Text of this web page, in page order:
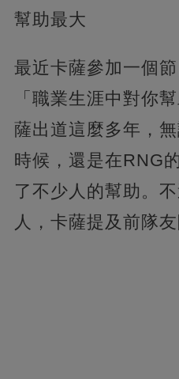
幫助最大
最近卡薩參加一個
「職業生涯中對你
薩出道這麼多年，
時候，還是在RNG
了不少人的幫助。
人，卡薩提及前隊友